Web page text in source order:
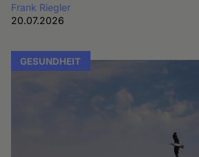
Frank Riegler
20.07.2026
GESUNDHEIT